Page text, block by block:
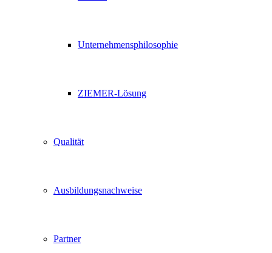
Unternehmensphilosophie
ZIEMER-Lösung
Qualität
Ausbildungsnachweise
Partner